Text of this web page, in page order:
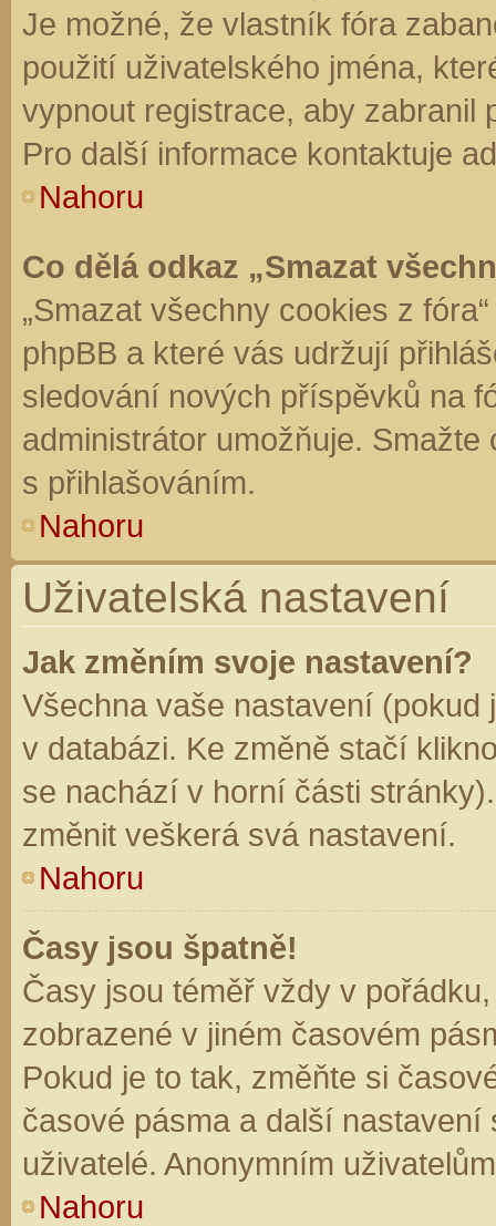
Je možné, že vlastník fóra
použití uživatelského jména,
vypnout registrace, aby zabranil
Pro další informace kontaktuje
Nahoru
Co dělá odkaz „Smazat
„Smazat všechny cookies z
phpBB a které vás udržují
sledování nových příspěvků na
administrátor umožňuje.
s přihlašováním.
Nahoru
Uživatelská nastavení
Jak změním svoje nastavení?
Všechna vaše nastavení (pokud
v databázi. Ke změně stačí
se nachází v horní části
změnit veškerá svá nastavení.
Nahoru
Časy jsou špatně!
Časy jsou téměř vždy v
zobrazené v jiném časovém
Pokud je to tak, změňte si
časové pásma a další
uživatelé. Anonymním
Nahoru